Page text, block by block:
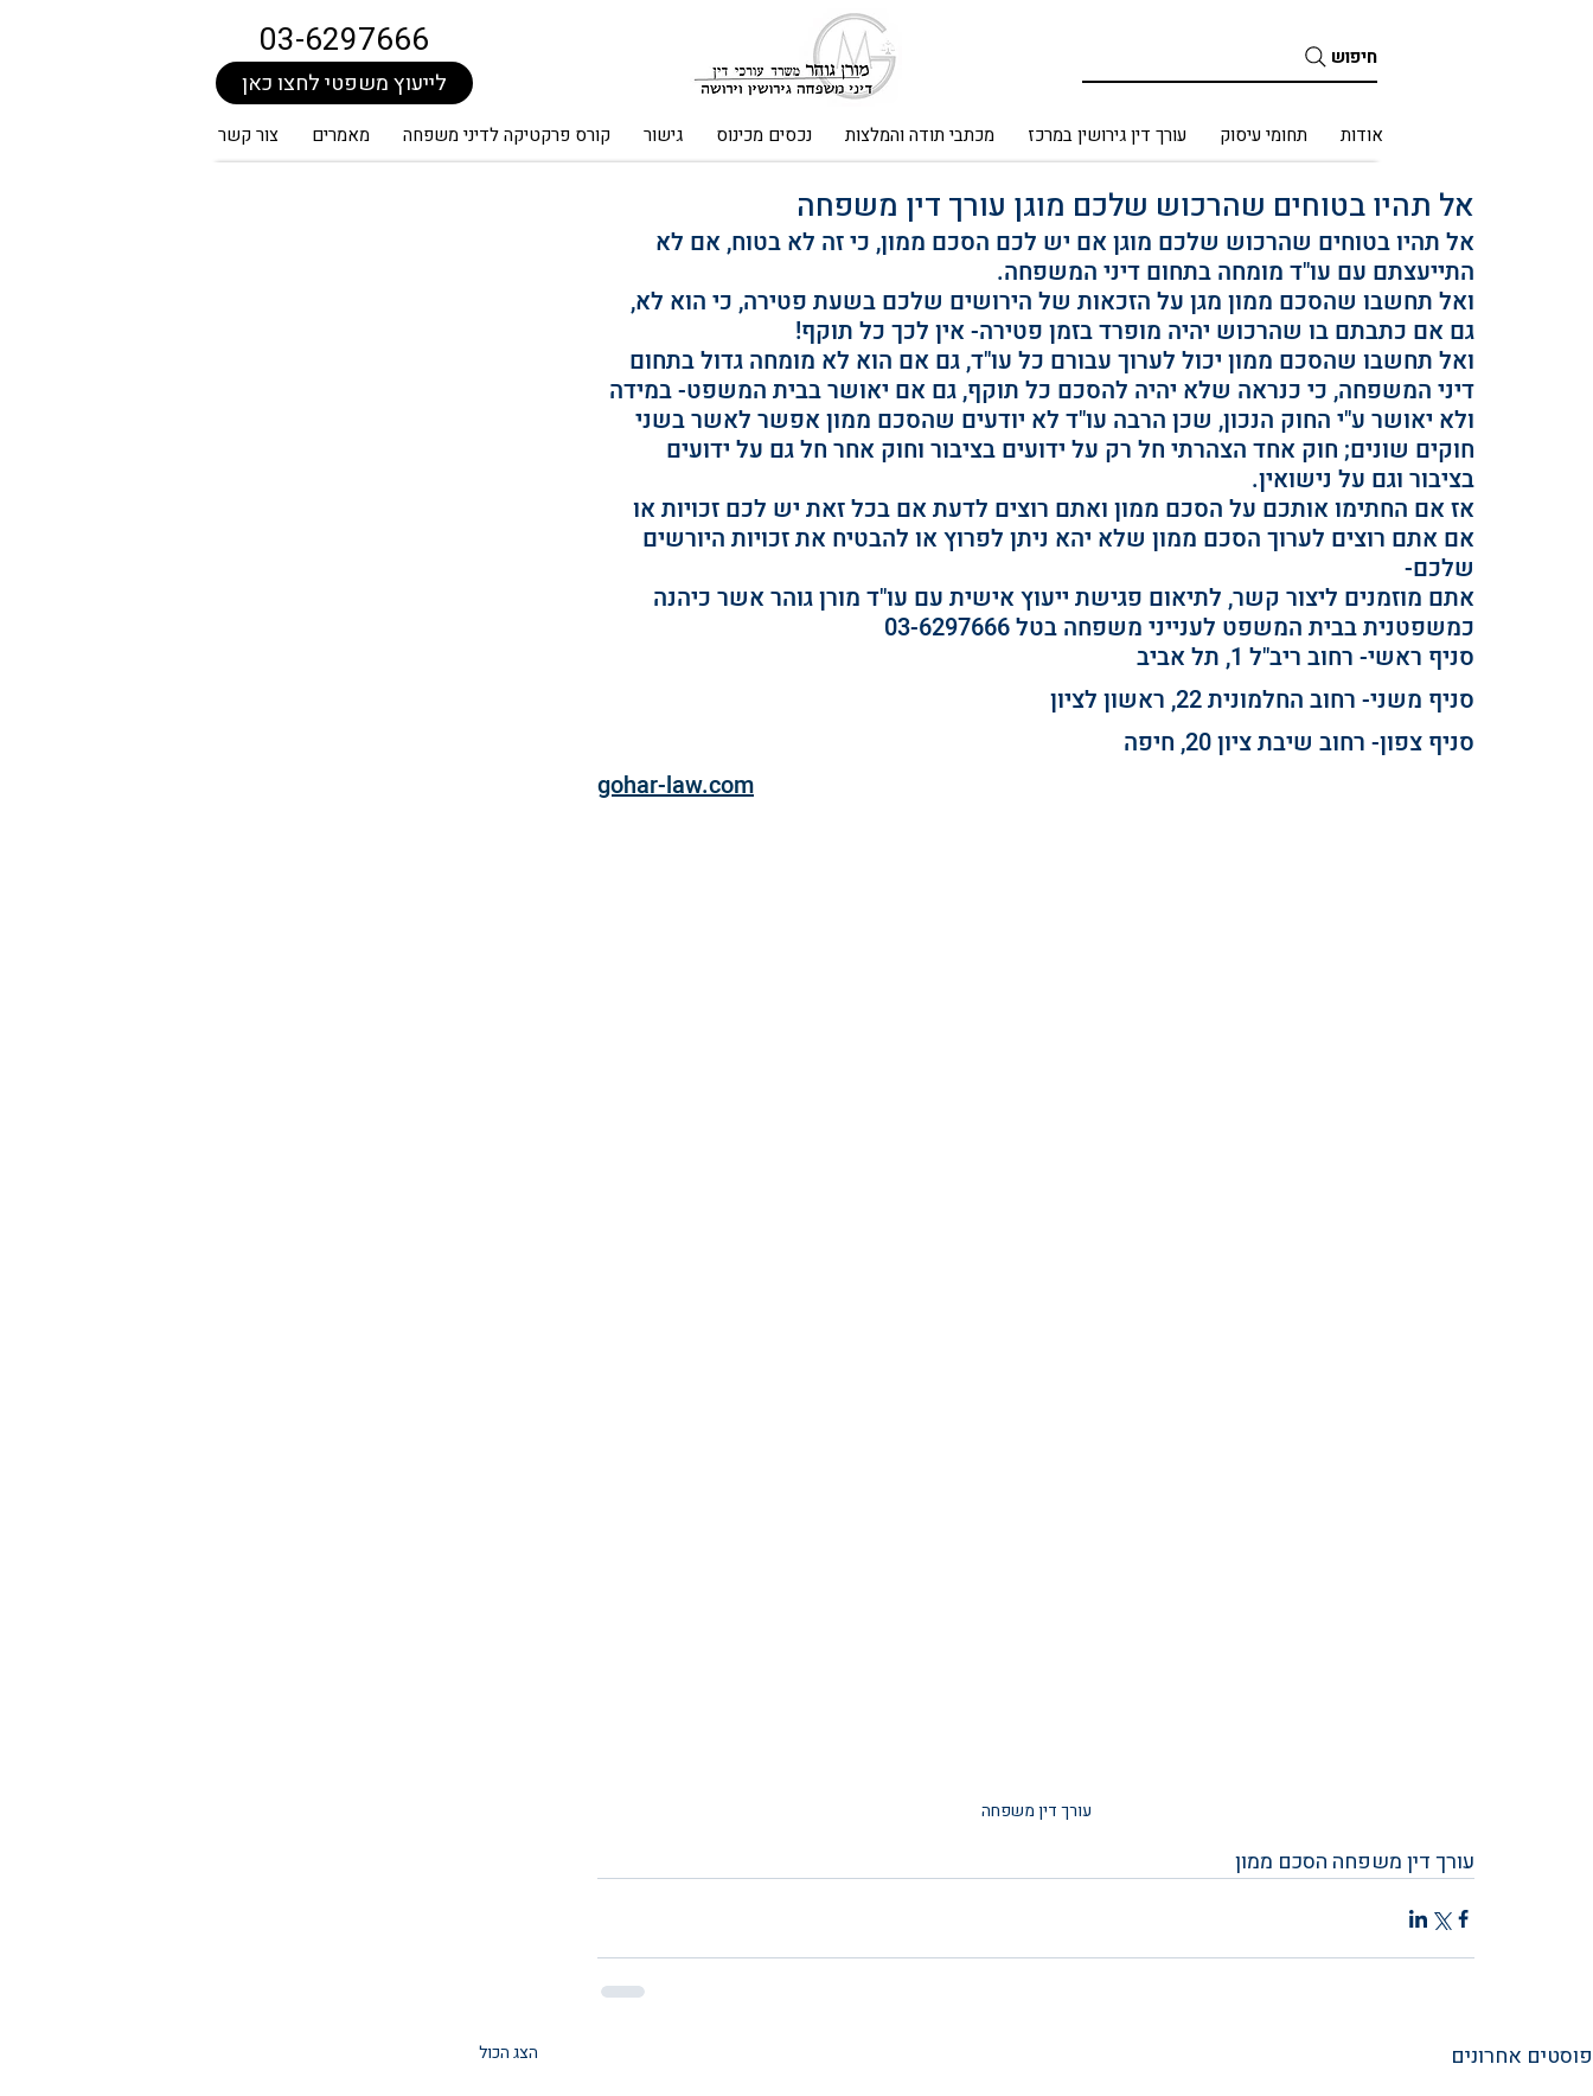
חיפוש 03-6297666
לייעוץ משפטי לחצו כאן
אודות תחומי עיסוק עורך דין גירושין במרכז מכתבי תודה והמלצות נכסים מכינוס גישור קורס פרקטיקה לדיני משפחה מאמרים צור קשר
אל תהיו בטוחים שהרכוש שלכם מוגן עורך דין משפחה
אל תהיו בטוחים שהרכוש שלכם מוגן אם יש לכם הסכם ממון, כי זה לא בטוח, אם לא
התייעצתם עם עו"ד מומחה בתחום דיני המשפחה.
ואל תחשבו שהסכם ממון מגן על הזכאות של הירושים שלכם בשעת פטירה, כי הוא לא,
גם אם כתבתם בו שהרכוש יהיה מופרד בזמן פטירה- אין לכך כל תוקף!
ואל תחשבו שהסכם ממון יכול לערוך עבורם כל עו"ד, גם אם הוא לא מומחה גדול בתחום
דיני המשפחה, כי כנראה שלא יהיה להסכם כל תוקף, גם אם יאושר בבית המשפט- במידה
ולא יאושר ע"י החוק הנכון, שכן הרבה עו"ד לא יודעים שהסכם ממון אפשר לאשר בשני
חוקים שונים; חוק אחד הצהרתי חל רק על ידועים בציבור וחוק אחר חל גם על ידועים
בציבור וגם על נישואין.
אז אם החתימו אותכם על הסכם ממון ואתם רוצים לדעת אם בכל זאת יש לכם זכויות או
אם אתם רוצים לערוך הסכם ממון שלא יהא ניתן לפרוץ או להבטיח את זכויות היורשים
שלכם-
אתם מוזמנים ליצור קשר, לתיאום פגישת ייעוץ אישית עם עו"ד מורן גוהר אשר כיהנה
כמשפטנית בבית המשפט לענייני משפחה בטל 03-6297666
סניף ראשי- רחוב ריב"ל 1, תל אביב
סניף משני- רחוב החלמונית 22, ראשון לציון
סניף צפון- רחוב שיבת ציון 20, חיפה
gohar-law.com
עורך דין משפחה
עורך דין משפחה הסכם ממון
פוסטים אחרונים הצג הכול